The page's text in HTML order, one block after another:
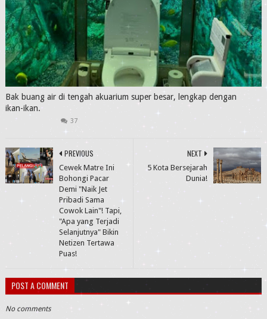
Bak buang air di tengah akuarium super besar, lengkap dengan
ikan-ikan.
37
NEXT
5 Kota Bersejarah
Dunia!
PREVIOUS
Cewek Matre Ini
Bohongi Pacar
Demi "Naik Jet
Pribadi Sama
Cowok Lain"! Tapi,
"Apa yang Terjadi
Selanjutnya" Bikin
Netizen Tertawa
Puas!
POST A COMMENT
No comments